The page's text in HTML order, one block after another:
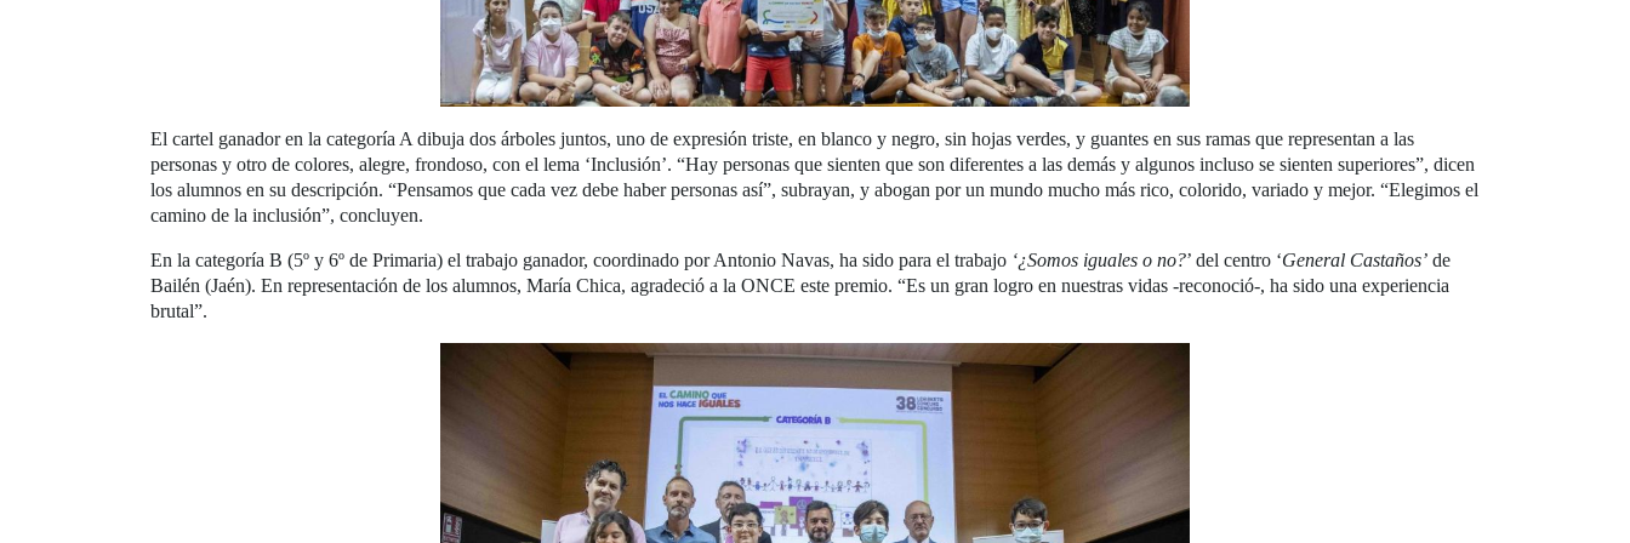
El cartel ganador en la categoría A dibuja dos árboles juntos, uno de expresión triste, en blanco y negro, sin hojas verdes, y guantes en sus ramas que representan a las
personas y otro de colores, alegre, frondoso, con el lema ‘Inclusión’. “Hay personas que sienten que son diferentes a las demás y algunos incluso se sienten superiores”, dicen
los alumnos en su descripción. “Pensamos que cada vez debe haber personas así”, subrayan, y abogan por un mundo mucho más rico, colorido, variado y mejor. “Elegimos el
camino de la inclusión”, concluyen.
En la categoría B (5º y 6º de Primaria) el trabajo ganador, coordinado por Antonio Navas, ha sido para el trabajo ‘¿Somos iguales o no?’ del centro ‘General Castaños’ de
Bailén (Jaén). En representación de los alumnos, María Chica, agradeció a la ONCE este premio. “Es un gran logro en nuestras vidas -reconoció-, ha sido una experiencia
brutal”.